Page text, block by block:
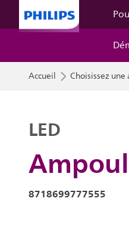
Accueil Choisissez
LED
8718699777555